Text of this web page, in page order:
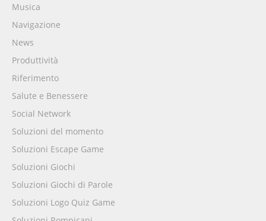
Musica
Navigazione
News
Produttività
Riferimento
Salute e Benessere
Social Network
Soluzioni del momento
Soluzioni Escape Game
Soluzioni Giochi
Soluzioni Giochi di Parole
Soluzioni Logo Quiz Game